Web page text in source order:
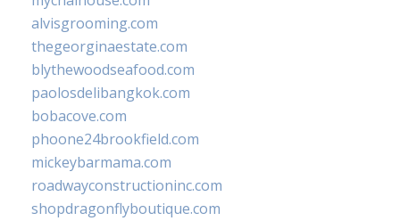
alvisgrooming.com
thegeorginaestate.com
blythewoodseafood.com
paolosdelibangkok.com
bobacove.com
phoone24brookfield.com
mickeybarmama.com
roadwayconstructioninc.com
shopdragonflyboutique.com